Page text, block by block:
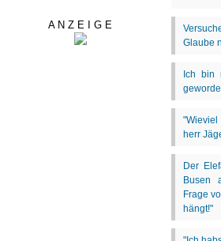
A N Z E I G E